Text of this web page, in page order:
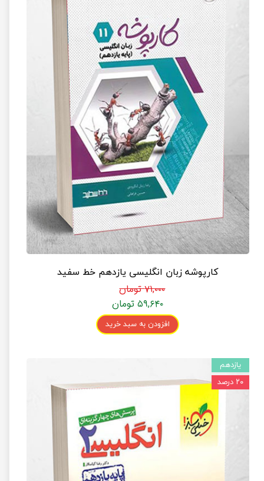
کارپوشه زبان انگلیسی یازدهم خط سفید
۷۱,۰۰۰ تومان
۵۹,۶۴۰ تومان
افزودن به سبد خرید
یازدهم
۲۰ درصد